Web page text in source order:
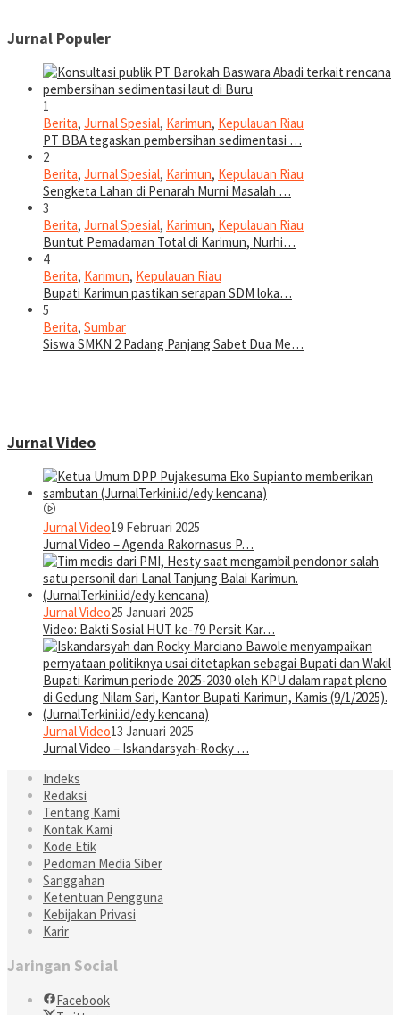
Jurnal Populer
1
Berita, Jurnal Spesial, Karimun, Kepulauan Riau
PT BBA tegaskan pembersihan sedimentasi …
2
Berita, Jurnal Spesial, Karimun, Kepulauan Riau
Sengketa Lahan di Penarah Murni Masalah …
3
Berita, Jurnal Spesial, Karimun, Kepulauan Riau
Buntut Pemadaman Total di Karimun, Nurhi…
4
Berita, Karimun, Kepulauan Riau
Bupati Karimun pastikan serapan SDM loka…
5
Berita, Sumbar
Siswa SMKN 2 Padang Panjang Sabet Dua Me…
Jurnal Video
Jurnal Video19 Februari 2025
Jurnal Video – Agenda Rakornasus P…
Jurnal Video25 Januari 2025
Video: Bakti Sosial HUT ke-79 Persit Kar…
Jurnal Video13 Januari 2025
Jurnal Video – Iskandarsyah-Rocky …
Indeks
Redaksi
Tentang Kami
Kontak Kami
Kode Etik
Pedoman Media Siber
Sanggahan
Ketentuan Pengguna
Kebijakan Privasi
Karir
Jaringan Social
Facebook